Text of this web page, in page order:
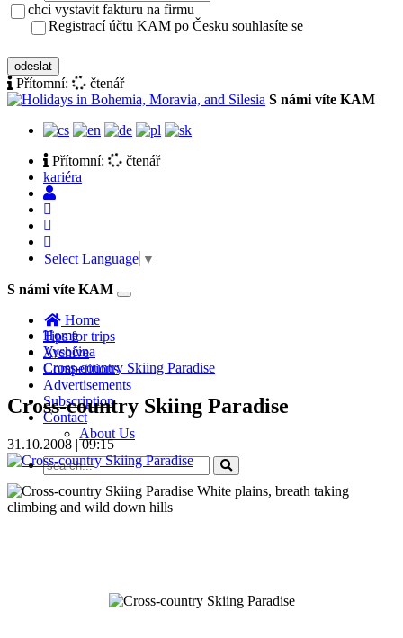
chci vystavit fakturu na firmu
Registrací účtu KAM po Česku souhlasíte se
odeslat
Přítomní:
čtenář
S námi víte KAM
Přítomní:
čtenář
kariéra
Select Language ▼
S námi víte KAM
Toggle
Home
Tips for trips
Archive
Competitions
Advertisements
Subscription
Contact
About Us
Home
Vysočina
Cross-country Skiing Paradise
Cross-country Skiing Paradise
31.10.2008 | 09:15
White plains, breath taking
climbing and wild down hills